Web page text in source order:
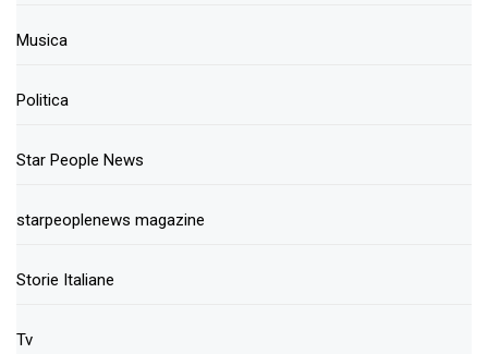
Musica
Politica
Star People News
starpeoplenews magazine
Storie Italiane
Tv